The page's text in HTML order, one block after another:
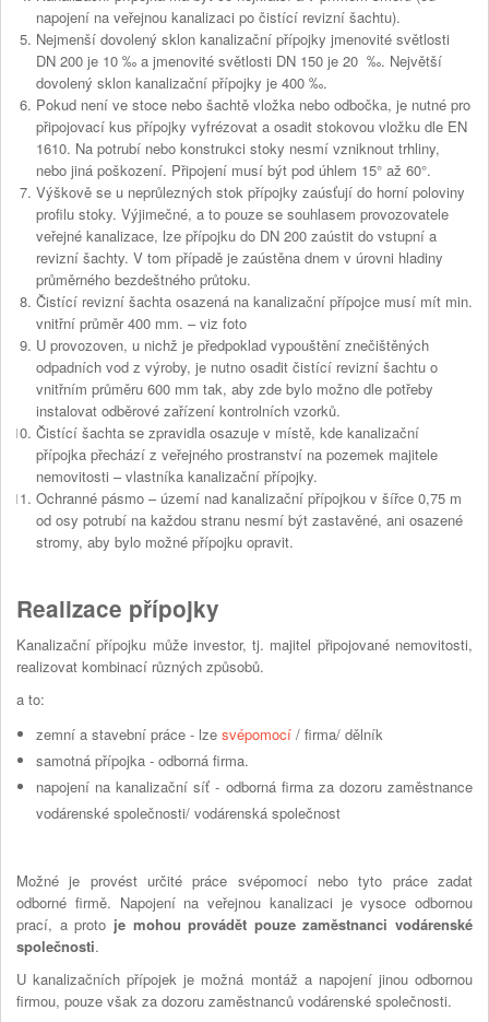
napojení na veřejnou kanalizaci po čistící revizní šachtu).
Nejmenší dovolený sklon kanalizační přípojky jmenovité světlosti
DN 200 je 10 ‰ a jmenovité světlosti DN 150 je 20 ‰. Největší
dovolený sklon kanalizační přípojky je 400 ‰.
Pokud není ve stoce nebo šachtě vložka nebo odbočka, je nutné pro
připojovací kus přípojky vyfrézovat a osadit stokovou vložku dle EN
1610. Na potrubí nebo konstrukci stoky nesmí vzniknout trhliny,
nebo jiná poškození. Připojení musí být pod úhlem 15° až 60°.
Výškově se u neprůlezných stok přípojky zaúsťují do horní poloviny
profilu stoky. Výjimečné, a to pouze se souhlasem provozovatele
veřejné kanalizace, lze přípojku do DN 200 zaústit do vstupní a
revizní šachty. V tom případě je zaústěna dnem v úrovni hladiny
průměrného bezdeštného průtoku.
Čistící revizní šachta osazená na kanalizační přípojce musí mít min.
vnitřní průměr 400 mm. – viz foto
U provozoven, u nichž je předpoklad vypouštění znečištěných
odpadních vod z výroby, je nutno osadit čistící revizní šachtu o
vnitřním průměru 600 mm tak, aby zde bylo možno dle potřeby
instalovat odběrové zařízení kontrolních vzorků.
Čistící šachta se zpravidla osazuje v místě, kde kanalizační
přípojka přechází z veřejného prostranství na pozemek majitele
nemovitosti – vlastníka kanalizační přípojky.
Ochranné pásmo – území nad kanalizační přípojkou v šířce 0,75 m
od osy potrubí na každou stranu nesmí být zastavěné, ani osazené
stromy, aby bylo možné přípojku opravit.
Realizace přípojky
Kanalizační přípojku může investor, tj. majitel připojované nemovitosti,
realizovat kombinací různých způsobů.
a to:
zemní a stavební práce - lze svépomocí / firma/ dělník
samotná přípojka - odborná firma.
napojení na kanalizační síť - odborná firma za dozoru zaměstnance
vodárenské společnosti/ vodárenská společnost
Možné je provést určité práce svépomocí nebo tyto práce zadat
odborné firmě. Napojení na veřejnou kanalizaci je vysoce odbornou
prací, a proto je mohou provádět pouze zaměstnanci vodárenské
společnosti.
U kanalizačních přípojek je možná montáž a napojení jinou odbornou
firmou, pouze však za dozoru zaměstnanců vodárenské společnosti.